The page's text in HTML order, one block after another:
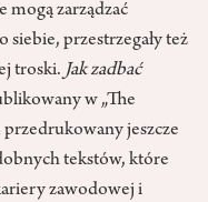
zarządzać
siebie, przestrzegały też
troski. Jak zadbać
w „The
jeszcze
tekstów, które
zawodowej i